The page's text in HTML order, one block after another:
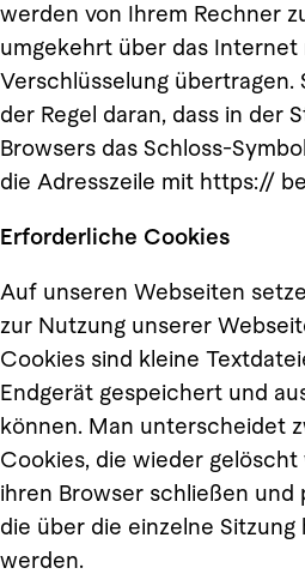
werden von Ihrem Rechner
umgekehrt über das Internet
Verschlüsselung übertragen.
der Regel daran, dass in der
Browsers das Schloss-
die Adresszeile mit https://
Erforderliche Cookies
Auf unseren Webseiten
zur Nutzung unserer
Cookies sind kleine
Endgerät gespeichert und
können. Man unterscheidet
Cookies, die wieder gelöscht
ihren Browser schließen und
die über die einzelne
werden.